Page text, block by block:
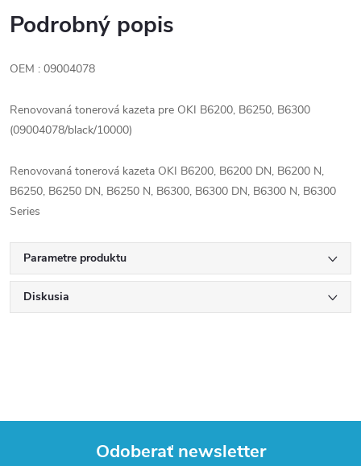
Podrobný popis
OEM : 09004078
Renovovaná tonerová kazeta pre OKI B6200, B6250, B6300
(09004078/black/10000)
Renovovaná tonerová kazeta OKI B6200, B6200 DN, B6200 N,
B6250, B6250 DN, B6250 N, B6300, B6300 DN, B6300 N, B6300
Series
Parametre produktu
Diskusia
Odoberať newsletter